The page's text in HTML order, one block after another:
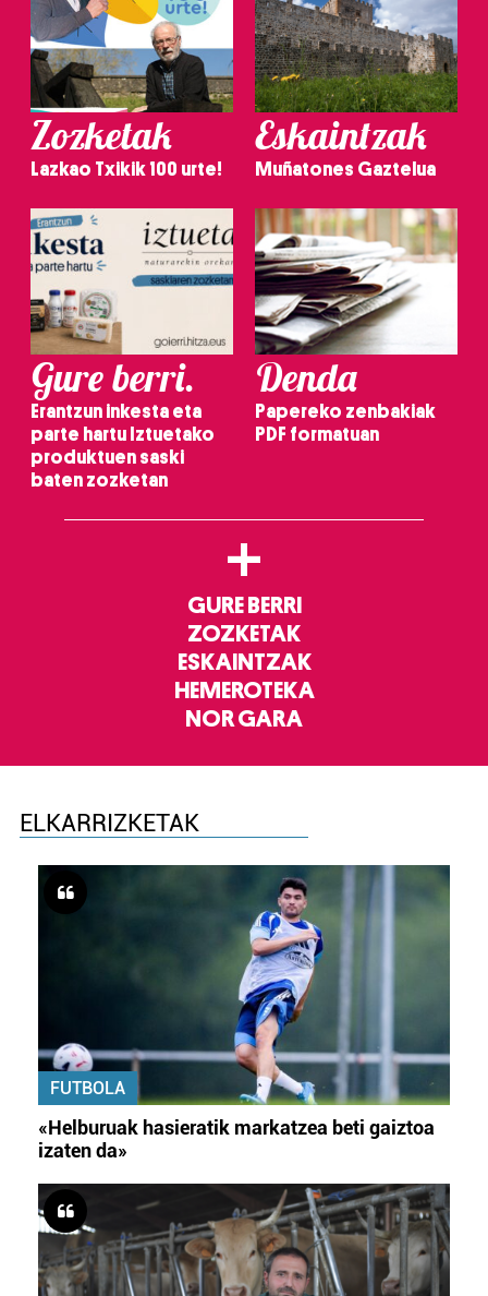
Zozketak
Lazkao Txikik 100 urte!
Eskaintzak
Muñatones Gaztelua
Gure berri.
Erantzun inkesta eta
parte hartu Iztuetako
produktuen saski
baten zozketan
Denda
Papereko zenbakiak
PDF formatuan
+
GURE BERRI
ZOZKETAK
ESKAINTZAK
HEMEROTEKA
NOR GARA
ELKARRIZKETAK
FUTBOLA
«Helburuak hasieratik markatzea beti gaiztoa
izaten da»